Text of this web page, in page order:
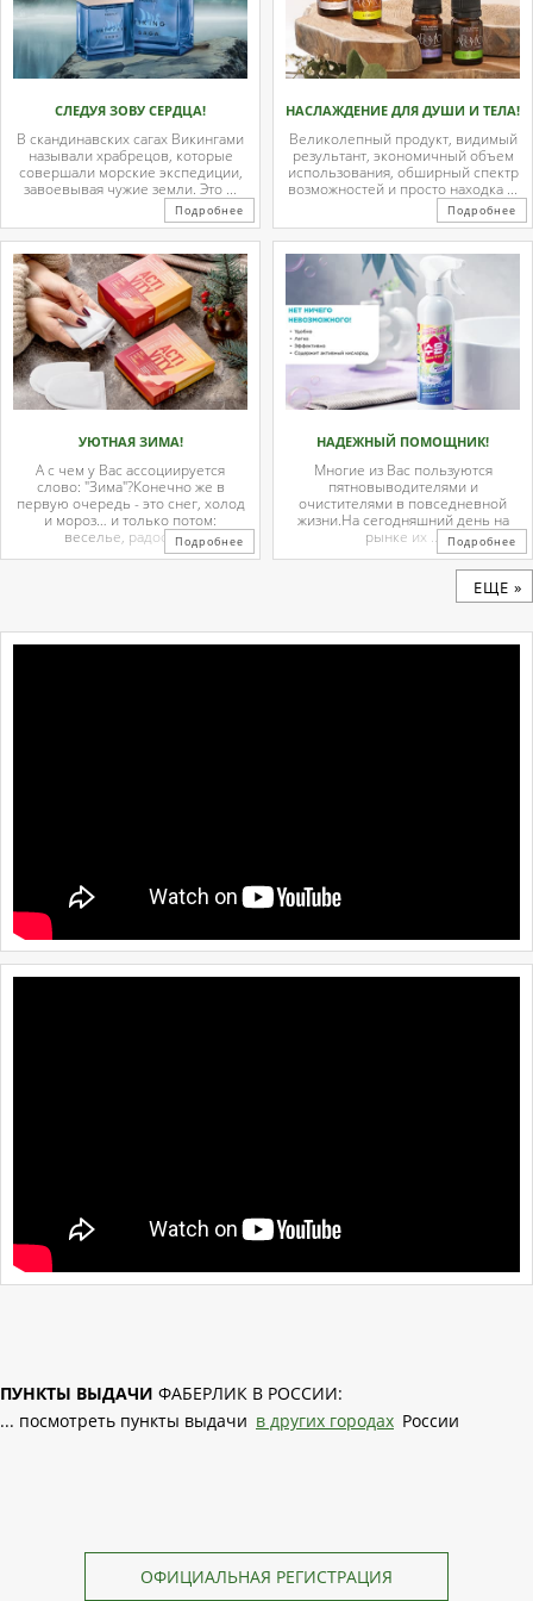
СЛЕДУЯ ЗОВУ СЕРДЦА!
В скандинавских сагах Викингами
называли храбрецов, которые
совершали морские экспедиции,
завоевывая чужие земли. Это ...
Подробнее
НАСЛАЖДЕНИЕ ДЛЯ ДУШИ И ТЕЛА!
Великолепный продукт, видимый
результант, экономичный объем
использования, обширный спектр
возможностей и просто находка ...
Подробнее
УЮТНАЯ ЗИМА!
А с чем у Вас ассоциируется
слово: "Зима"?Конечно же в
первую очередь - это снег, холод
и мороз… и только потом:
веселье, радость ...Подробнее
НАДЕЖНЫЙ ПОМОЩНИК!
Многие из Вас пользуются
пятновыводителями и
очистителями в повседневной
жизни.На сегодняшний день на
рынке их ... Подробнее
ЕЩЕ »
ПУНКТЫ ВЫДАЧИ ФАБЕРЛИК В РОССИИ:
... посмотреть пункты выдачи в других городах России
ОФИЦИАЛЬНАЯ РЕГИСТРАЦИЯ